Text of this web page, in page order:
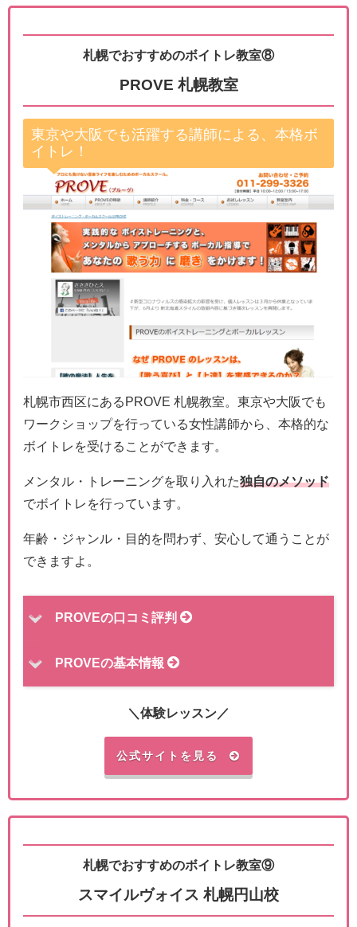
札幌でおすすめのボイトレ教室⑧
PROVE 札幌教室
東京や大阪でも活躍する講師による、本格ボ
イトレ！
札幌市西区にあるPROVE 札幌教室。東京や大阪でも
ワークショップを行っている女性講師から、本格的な
ボイトレを受けることができます。
メンタル・トレーニングを取り入れた独自のメソッド
でボイトレを行っています。
年齢・ジャンル・目的を問わず、安心して通うことが
できますよ。
PROVEの口コミ評判
PROVEの基本情報
＼体験レッスン／
公式サイトを見る
札幌でおすすめのボイトレ教室⑨
スマイルヴォイス 札幌円山校